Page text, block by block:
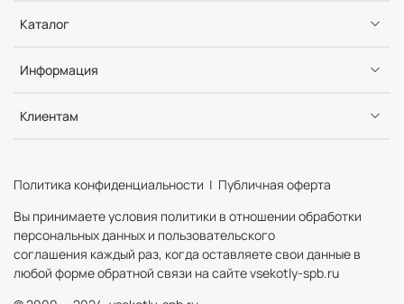
Каталог
Информация
Клиентам
Политика конфиденциальности | Публичная оферта
Вы принимаете условия политики в отношении обработки
персональных данных и пользовательского
соглашения каждый раз, когда оставляете свои данные в
любой форме обратной связи на сайте vsekotly-spb.ru